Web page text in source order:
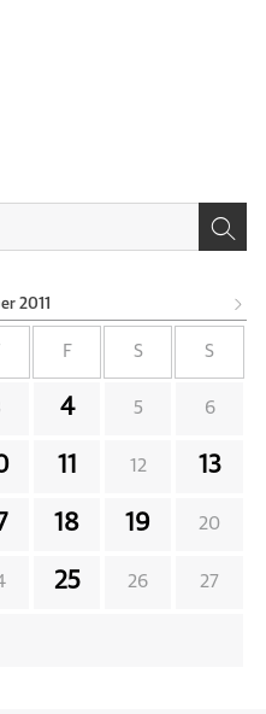
2011
F S S
4 5 6
11 12 13
18 19 20
25 26 27